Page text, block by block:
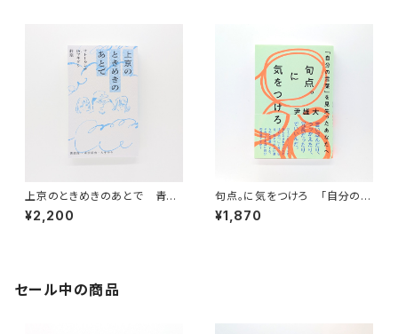
上京のときめきのあとで 青森
発～東京経由～人生行き
¥2,200
句点。に気をつけろ 「自分の言
葉」を見失ったあなたへ
¥1,870
セール中の商品